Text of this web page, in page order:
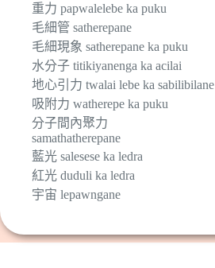
重力 papwalelebe ka puku
毛細管 satherepane
毛細現象 satherepane ka puku
水分子 titikiyanenga ka acilai
地心引力 twalai lebe ka sabilibilane
吸附力 watherepe ka puku
分子間內聚力
samathatherepane
藍光 salesese ka ledra
紅光 duduli ka ledra
宇宙 lepawngane